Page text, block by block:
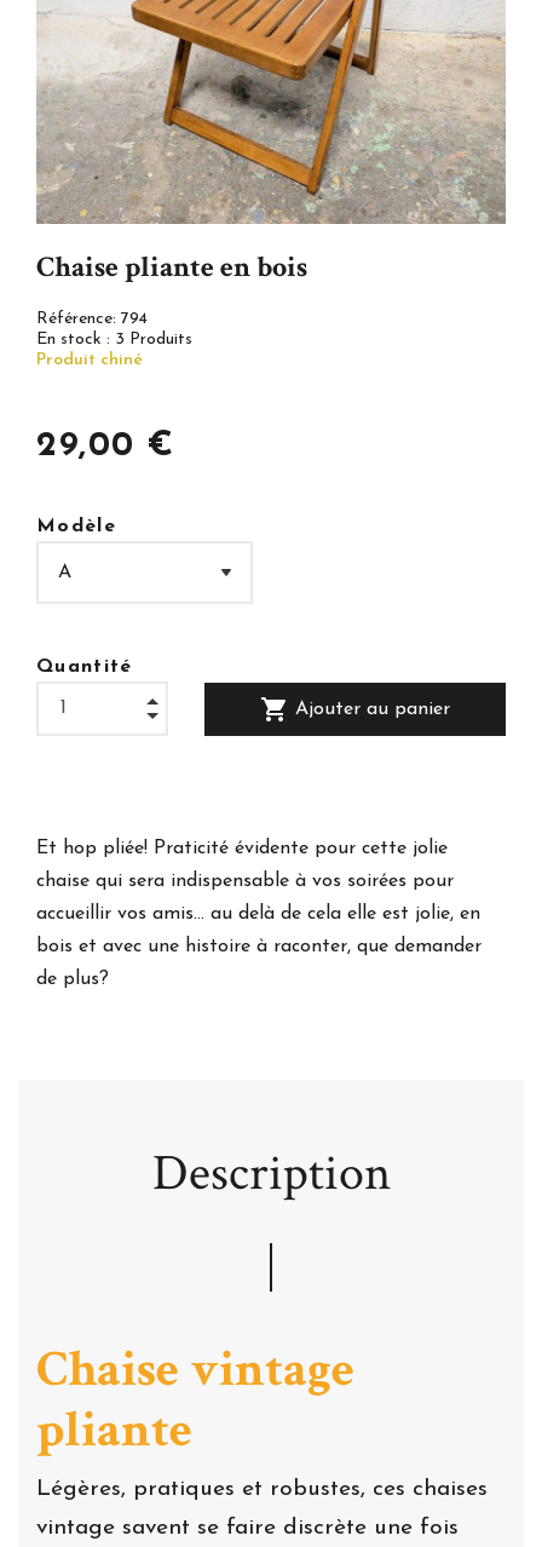
Chaise pliante en bois
Référence: 794
En stock : 3 Produits
Produit chiné
29,00 €
Modèle
Quantité
shopping_cart Ajouter au panier
Et hop pliée! Praticité évidente pour cette jolie
chaise qui sera indispensable à vos soirées pour
accueillir vos amis... au delà de cela elle est jolie, en
bois et avec une histoire à raconter, que demander
de plus?
Description
Chaise vintage
pliante
Légères, pratiques et robustes, ces chaises
vintage savent se faire discrète une fois